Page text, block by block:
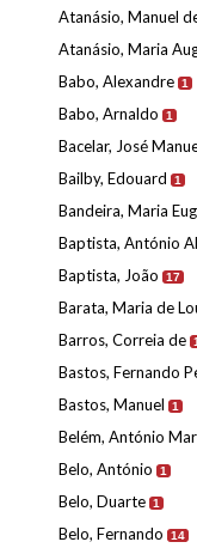
Atanásio, Manuel
Atanásio, Maria
Babo, Alexandre 1
Babo, Arnaldo 1
Bacelar, José
Bailby, Edouard 1
Bandeira, Maria
Baptista, António
Baptista, João 17
Barata, Maria de
Barros, Correia de 1
Bastos, Fernando
Bastos, Manuel 1
Belém, António
Belo, António 1
Belo, Duarte 1
Belo, Fernando 14